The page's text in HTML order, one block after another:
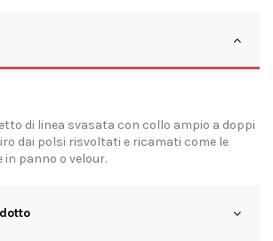
di linea svasata con collo ampio a doppi
dai polsi risvoltati e ricamati come le
in panno o velour.